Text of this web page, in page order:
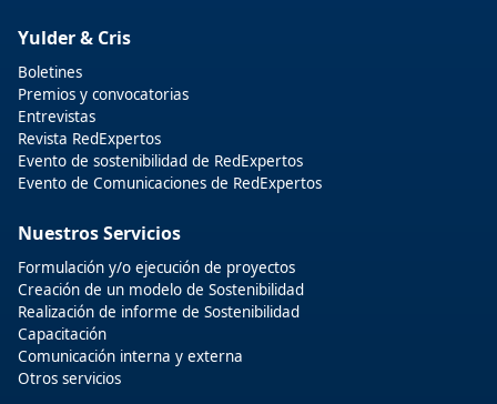
Yulder & Cris
Boletines
Premios y convocatorias
Entrevistas
Revista RedExpertos
Evento de sostenibilidad de RedExpertos
Evento de Comunicaciones de RedExpertos
Nuestros Servicios
Formulación y/o ejecución de proyectos
Creación de un modelo de Sostenibilidad
Realización de informe de Sostenibilidad
Capacitación
Comunicación interna y externa
Otros servicios